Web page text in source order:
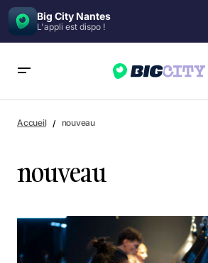
Big City Nantes
L'appli est dispo !
Accueil nouveau
nouveau